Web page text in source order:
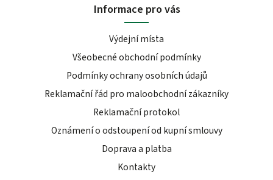
Informace pro vás
Výdejní místa
Všeobecné obchodní podmínky
Podmínky ochrany osobních údajů
Reklamační řád pro maloobchodní zákazníky
Reklamační protokol
Oznámení o odstoupení od kupní smlouvy
Doprava a platba
Kontakty